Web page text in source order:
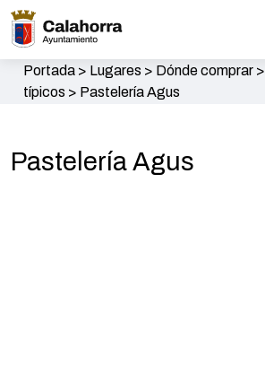
Portada> Lugares > Dónde comprar>
típicos > Pastelería Agus
Pastelería Agus